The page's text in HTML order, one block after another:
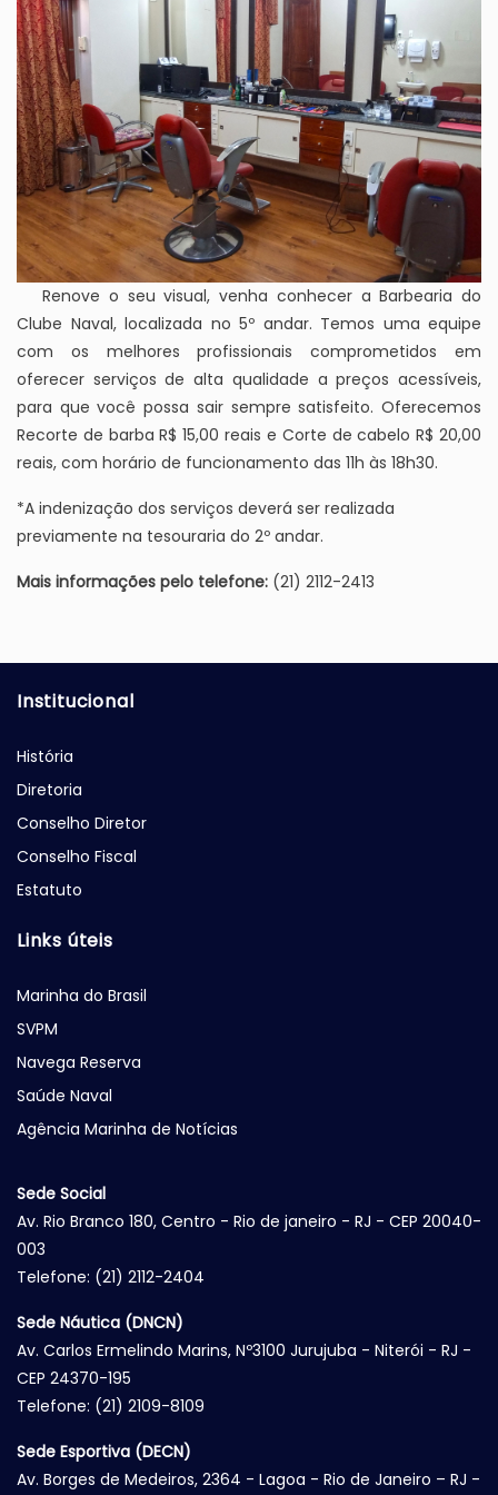
Renove o seu visual, venha conhecer a Barbearia do
Clube Naval, localizada no 5º andar. Temos uma equipe
com os melhores profissionais comprometidos em
oferecer serviços de alta qualidade a preços acessíveis,
para que você possa sair sempre satisfeito. Oferecemos
Recorte de barba R$ 15,00 reais e Corte de cabelo R$ 20,00
reais, com horário de funcionamento das 11h às 18h30.
*A indenização dos serviços deverá ser realizada
previamente na tesouraria do 2º andar.
Mais informações pelo telefone: (21) 2112-2413
Institucional
História
Diretoria
Conselho Diretor
Conselho Fiscal
Estatuto
Links úteis
Marinha do Brasil
SVPM
Navega Reserva
Saúde Naval
Agência Marinha de Notícias
Sede Social
Av. Rio Branco 180, Centro - Rio de janeiro - RJ - CEP 20040-
003
Telefone: (21) 2112-2404
Sede Náutica (DNCN)
Av. Carlos Ermelindo Marins, Nº3100 Jurujuba - Niterói - RJ -
CEP 24370-195
Telefone: (21) 2109-8109
Sede Esportiva (DECN)
Av. Borges de Medeiros, 2364 - Lagoa - Rio de Janeiro – RJ -